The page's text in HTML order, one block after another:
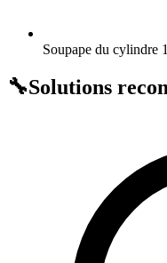
Soupape du cylindre
🔧Solutions